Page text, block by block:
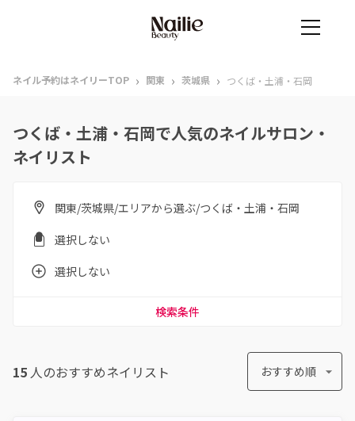
ネイル予約はネイリーTOP › 関東 › 茨城県 › つくば・土浦・石岡
つくば・土浦・石岡で人気のネイルサロン・
ネイリスト
関東/茨城県/エリアから選ぶ/つくば・土浦・石岡
選択しない
選択しない
検索条件
15 人のおすすめネイリスト おすすめ順